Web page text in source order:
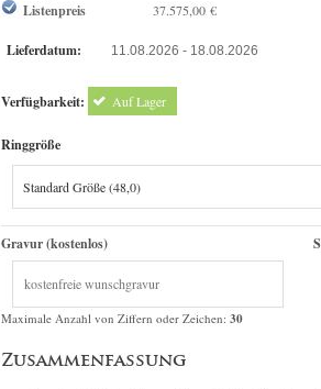
Listenpreis 37.575,00 €
Lieferdatum: 11.08.2026 - 18.08.2026
Verfügbarkeit: Auf Lager
Ringgröße
Gravur (kostenlos)
Maximale Anzahl von Ziffern oder Zeichen: 30
Zusammenfassung
Original Empire 0,20 ct Diamantring
verkauft für609,00€
The